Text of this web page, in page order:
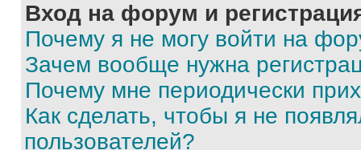
Вход на форум и
Почему я не могу войти на
Зачем вообще нужна
Почему мне периодически
Как сделать, чтобы я не
пользователей?